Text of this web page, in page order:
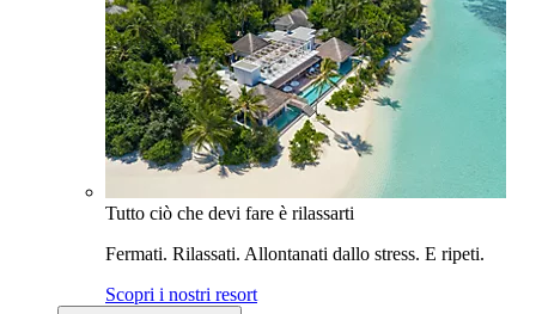
Tutto ciò che devi fare è rilassarti
Fermati. Rilassati. Allontanati dallo stress. E ripeti.
Scopri i nostri resort